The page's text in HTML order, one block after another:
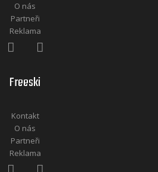
O nás
Partneři
Reklama
Freeski
Kontakt
O nás
Partneři
Reklama